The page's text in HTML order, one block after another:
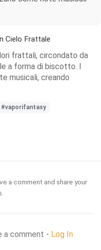
Cielo Frattale
frattali, circondato da
a forma di biscotto. I
musicali, creando
#vaporifantasy
a comment and share your
a comment - Log In